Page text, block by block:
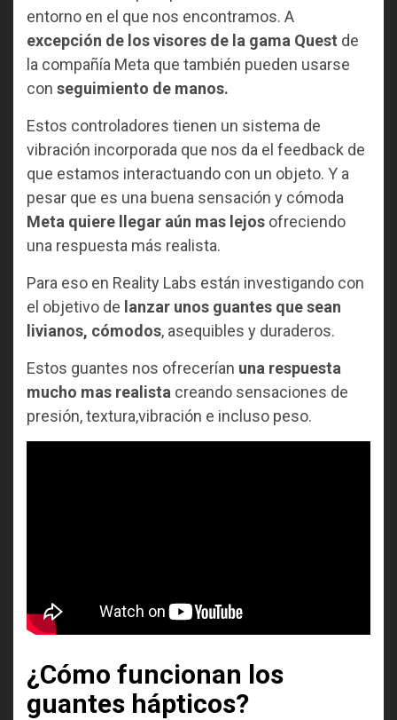
entorno en el que nos encontramos. A
excepción de los visores de la gama Quest de
la compañía Meta que también pueden usarse
con seguimiento de manos.
Estos controladores tienen un sistema de
vibración incorporada que nos da el feedback de
que estamos interactuando con un objeto. Y a
pesar que es una buena sensación y cómoda
Meta quiere llegar aún mas lejos ofreciendo
una respuesta más realista.
Para eso en Reality Labs están investigando con
el objetivo de lanzar unos guantes que sean
livianos, cómodos, asequibles y duraderos.
Estos guantes nos ofrecerían una respuesta
mucho mas realista creando sensaciones de
presión, textura,vibración e incluso peso.
¿Cómo funcionan los
guantes hápticos?